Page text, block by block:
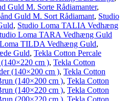
Guld M. Sorte Rådiamanter,
Guld M. Sort Rådiamant, Studio
, Studio Loma TALIA Vedhæng
Loma TARA Vedhæng Guld
TILDA Vedhæng Guld,
Guld, Tekla Cotton Percale
cm ), Tekla Cotton
(140×200 cm ), Tekla Cotton
(140×200 cm ), Tekla Cotton
(140×220 cm ), Tekla Cotton
(200×220 cm ), Tekla Cotton